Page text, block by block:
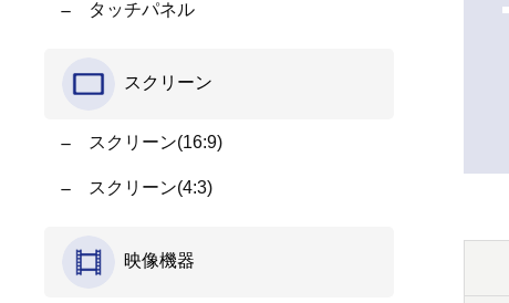
タッチパネル
スクリーン
スクリーン(16:9)
スクリーン(4:3)
映像機器